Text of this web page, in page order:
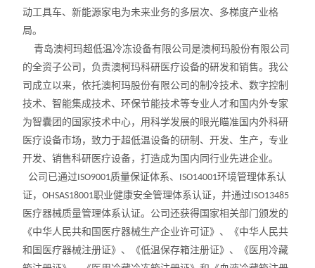
X荧光光谱XRF能量色散型
分析仪器-光谱
透反射率测量仪
等离子清洗机
代理产品
力学测试仪
动工具车、新能源家电为未来业务的多层次、多梯度产业格
局。
青岛澳柯玛超低温冷冻设备有限公司是澳柯玛股份有限公司
的全资子公司，负责澳柯玛科研医疗设备的研发和销售。我公
司成立以来，依托澳柯玛股份有限公司的制冷技术、数字控制
技术、智能集成技术、环保节能技术等专业人才和国内外专家
为智囊团的国家技术中心，用科学发展的眼光瞄准国内外科研
医疗设备市场，致力于超低温设备的研制、开发、生产，专业
开发、销售科研医疗设备，打造成为国内同行业先进企业。
公司已通过ISO9001质量保证体系、 ISO14001环境管理体系认
证，OHSAS18001职业健康安全管理体系认证，并通过ISO13485
医疗器械质量管理体系认证。公司还获得国家相关部门颁发的
《中华人民共和国医疗器械生产企业许可证》、《中华人民共
和国医疗器械注册证》、《低温保存箱注册证》、《医用冷藏